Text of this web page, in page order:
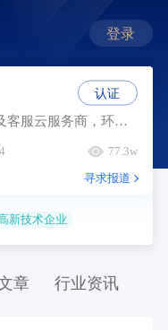
登录
环信是一家即时通讯云及客服云服务商，环信也是即时通讯云开创者，为开发者提供基于移动互联网的即时通讯能力，如单聊、群聊、发语音、发图片、发位置、实时音频、实时视频等。主要产品有环信即时通讯云是一个即时通讯云Paas平台，与环信移动客服是一个全媒体智能云客服平台等，致力于为企业用户提供智能高效的客户服务产品。
77.3w
寻求报道
新技术企业
认证
章 行业资讯